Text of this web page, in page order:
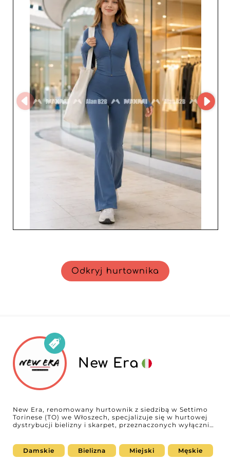
produkty to nie tylko praktyczność i nowoczesny design;
to również synonim trwałości i najwyższej jakości, dzięki
czemu Twoja oferta staje się jeszcze bardziej atrakcyjna
dla klientów. Obsługa klienta ALAN STORE - B2B
odzwierciedla także jego dążenie do doskonałości.
Profesjonaliści z branży zyskują nie tylko wyjątkowe
produkty, ale też spersonalizowane wsparcie, które
ułatwia każdy etap zakupów i pomaga maksymalizować
marże. Dzięki platformie MicroStore transakcje są jeszcze
prostsze i płynniejsze, zapewniając bezproblemowe
doświadczenie zakupów hurtowych. Dla resellerów
pragnących wzbogacić katalog o uniwersalne i
niezbędne artykuły, ALAN STORE - B2B to wybór
strategiczny. Włączając ich produkty do swojego
asortymentu, zyskujesz dostęp do oferty najwyższej
klasy, zwiększając satysfakcję klientów i budując
długoterminową lojalność. Nie przegap okazji
współpracy z tym zaufanym hurtownikiem, aby osiągnąć
sukces i rozwój sprzedaży.
Odkryj hurtownika
New Era
New Era, renomowany hurtownik z siedzibą w Settimo
Torinese (TO) we Włoszech, specjalizuje się w hurtowej
dystrybucji bielizny i skarpet, przeznaczonych wyłącznie
— zaufanego partnera dla sprzedawców poszukujących
wysokiej jakości, modnych produktów do poszerzenia
Damskie Bielizna Miejski Męskie